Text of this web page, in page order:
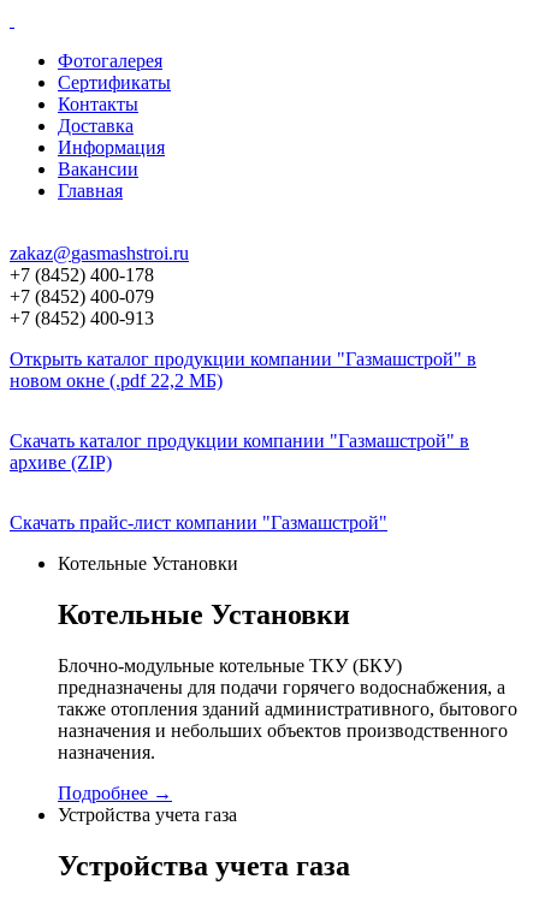
Фотогалерея
Сертификаты
Контакты
Доставка
Информация
Вакансии
Главная
zakaz@gasmashstroi.ru
+7 (8452) 400-178
+7 (8452) 400-079
+7 (8452) 400-913
Открыть каталог продукции компании "Газмашстрой" в
новом окне (.pdf 22,2 МБ)
Скачать каталог продукции компании "Газмашстрой" в
архиве (ZIP)
Скачать прайс-лист компании "Газмашстрой"
Котельные Установки
Котельные Установки
Блочно-модульные котельные ТКУ (БКУ)
предназначены для подачи горячего водоснабжения, а
также отопления зданий административного, бытового
назначения и небольших объектов производственного
назначения.
Подробнее →
Устройства учета газа
Устройства учета газа